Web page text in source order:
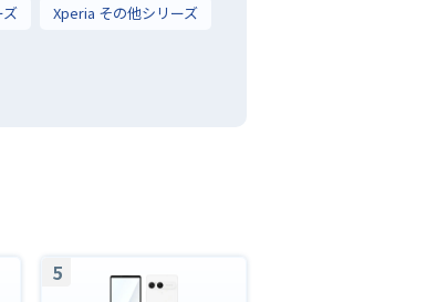
ズ Xperia その他シリーズ
5